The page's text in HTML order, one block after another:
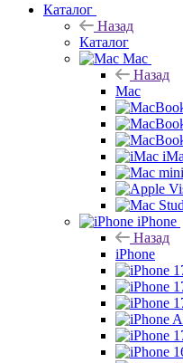
Каталог
Назад
Каталог
Mac
Назад
Mac
iPhone
Назад
iPhone